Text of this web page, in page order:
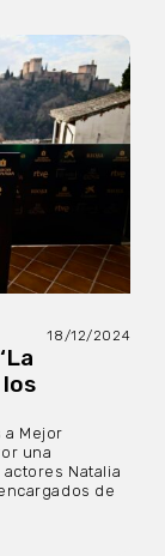
18/12/2024
a Mejor
una
Natalia
de